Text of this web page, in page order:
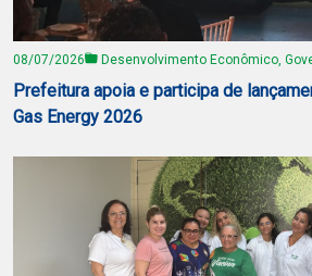
08/07/2026 Desenvolvimento Econômico,
Prefeitura apoia e participa de
Gas Energy 2026